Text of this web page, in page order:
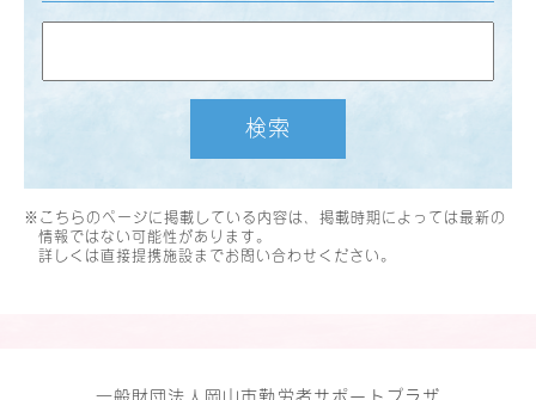
検索
※こちらのページに掲載している内容は、掲載時期によっては最新の
情報ではない可能性があります。
詳しくは直接提携施設までお問い合わせください。
一般財団法人岡山市勤労者サポートプラザ